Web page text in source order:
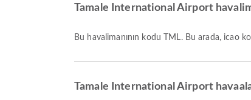
Tamale International Airport
Bu havalimanının kodu TML. Bu arada, icao
Tamale International Airport